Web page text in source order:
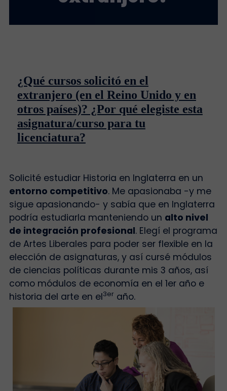
¿Qué cursos solicitó en el
extranjero (en el Reino Unido y en
otros países)? ¿Por qué elegiste esta
asignatura/curso para tu
licenciatura?
Solicité estudiar Historia en Inglaterra en un
entorno competitivo. Me apasionaba -y me
sigue apasionando- y sabía que en Inglaterra
podría estudiarla manteniendo un alto nivel
de integración profesional. Elegí el programa
de Artes Liberales para poder ser flexible en la
elección de asignaturas, y así cursé módulos
de ciencias políticas durante mis 3 años, así
como módulos de economía en el 1er año e
historia del arte en el3eraño.